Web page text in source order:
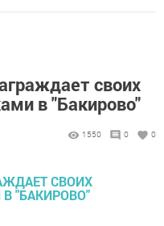
своих
в "Бакирово"
1550 0 0